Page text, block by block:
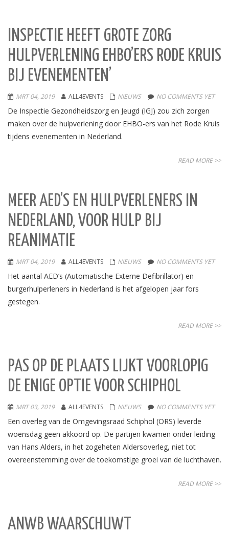
INSPECTIE HEEFT GROTE ZORG
HULPVERLENING EHBO’ERS RODE KRUIS
BIJ EVENEMENTEN’
MRT 04, 2019 ALL4EVENTS NIEUWS NO COMMENTS YET
De Inspectie Gezondheidszorg en Jeugd (IGJ) zou zich zorgen
maken over de hulpverlening door EHBO-ers van het Rode Kruis
tijdens evenementen in Nederland.
READ MORE >>
MEER AED’S EN HULPVERLENERS IN
NEDERLAND, VOOR HULP BIJ
REANIMATIE
MRT 04, 2019 ALL4EVENTS NIEUWS NO COMMENTS YET
Het aantal AED’s (Automatische Externe Defibrillator) en
burgerhulperleners in Nederland is het afgelopen jaar fors
gestegen.
READ MORE >>
PAS OP DE PLAATS LIJKT VOORLOPIG
DE ENIGE OPTIE VOOR SCHIPHOL
MRT 03, 2019 ALL4EVENTS NIEUWS NO COMMENTS YET
Een overleg van de Omgevingsraad Schiphol (ORS) leverde
woensdag geen akkoord op. De partijen kwamen onder leiding
van Hans Alders, in het zogeheten Aldersoverleg, niet tot
overeenstemming over de toekomstige groei van de luchthaven.
READ MORE >>
ANWB WAARSCHUWT